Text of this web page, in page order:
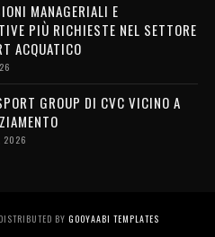
MANAGERIALI E
PIÙ RICHIESTE NEL SETTORE
ACQUATICO
GROUP DI CVC VICINO A
2026
BY GOOYAABI TEMPLATES